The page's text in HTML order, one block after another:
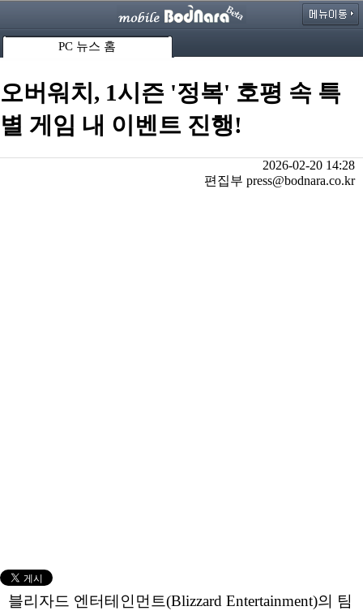
PC 뉴스 홈
오버워치, 1시즌 '정복' 호평 속 특
별 게임 내 이벤트 진행!
2026-02-20 14:28
편집부 press@bodnara.co.kr
블리자드 엔터테인먼트(Blizzard Entertainment)의 팀